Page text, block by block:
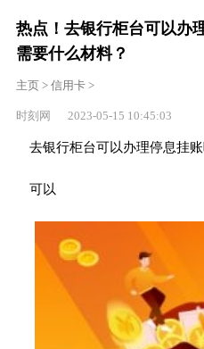
热点！去银行柜台可以办
需要什么材料？
主页> 信用卡>
时刻网 2023-05-15 10:45:03
去银行柜台可以办理停息挂账
可以